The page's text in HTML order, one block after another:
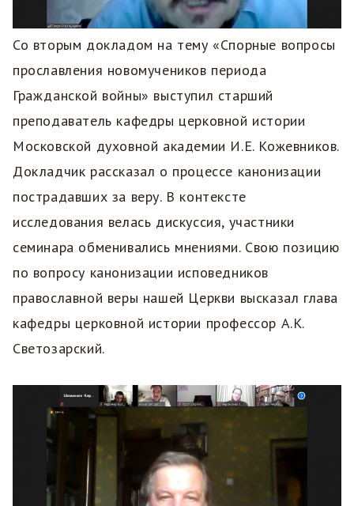
Со вторым докладом на тему «Спорные вопросы
прославления новомучеников периода
Гражданской войны» выступил старший
преподаватель кафедры церковной истории
Московской духовной академии И.Е. Кожевников.
Докладчик рассказал о процессе канонизации
пострадавших за веру. В контексте
исследования велась дискуссия, участники
семинара обменивались мнениями. Свою позицию
по вопросу канонизации исповедников
православной веры нашей Церкви высказал глава
кафедры церковной истории профессор А.К.
Светозарский.